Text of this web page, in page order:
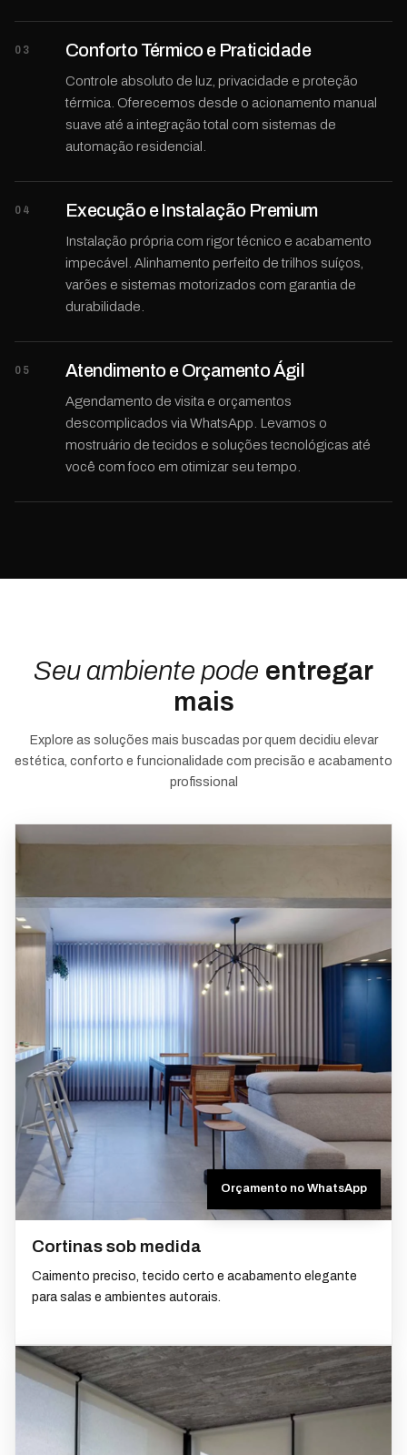
03 Conforto Térmico e Praticidade
Controle absoluto de luz, privacidade e proteção
térmica. Oferecemos desde o acionamento manual
suave até a integração total com sistemas de
automação residencial.
04 Execução e Instalação Premium
Instalação própria com rigor técnico e acabamento
impecável. Alinhamento perfeito de trilhos suíços,
varões e sistemas motorizados com garantia de
durabilidade.
05 Atendimento e Orçamento Ágil
Agendamento de visita e orçamentos
descomplicados via WhatsApp. Levamos o
mostruário de tecidos e soluções tecnológicas até
você com foco em otimizar seu tempo.
Seu ambiente pode entregar
mais
Explore as soluções mais buscadas por quem decidiu elevar
estética, conforto e funcionalidade com precisão e acabamento
profissional
Cortinas sob medida
Caimento preciso, tecido certo e acabamento elegante
para salas e ambientes autorais.
Orçamento no WhatsApp